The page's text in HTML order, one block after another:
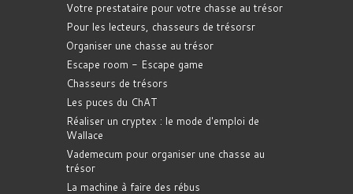
Votre prestataire pour votre chasse au trésor
Pour les lecteurs, chasseurs de trésorsr
Organiser une chasse au trésor
Escape room - Escape game
Chasseurs de trésors
Les puces du ChAT
Réaliser un cryptex : le mode d'emploi de
Wallace
Vademecum pour organiser une chasse au
trésor
La machine à faire des rébus